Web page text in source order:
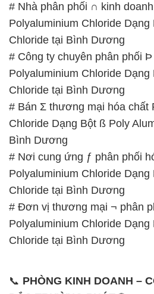
Chloride tại Bình Dương
# Bán Σ thương mại hóa chất
Chloride Dạng Bột ß Poly
Bình Dương
# Nơi cung ứng ƒ phân phối
Polyaluminium Chloride Dạng
Chloride tại Bình Dương
# Đơn vị thương mại ¬ phân
Polyaluminium Chloride Dạng
Chloride tại Bình Dương
📞PHÒNG KINH DOANH –
ĐẮC TRƯỜNG PHÁT🌐
🌐 Website: https://
– 0933.920.505 –